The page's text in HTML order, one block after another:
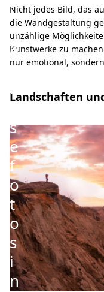
i
n
e
R
e
i
s
e
f
o
t
o
s
i
n
Nicht jedes Bild, das
die Wandgestaltung
unzählige
Kunstwerke zu
nur emotional,
Landschaften